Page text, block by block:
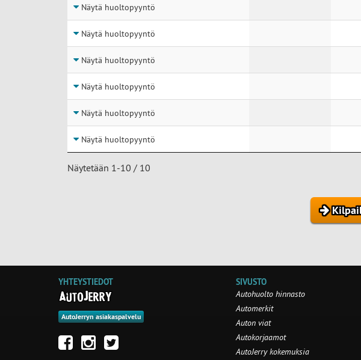
Näytä huoltopyyntö
Näytä huoltopyyntö
Näytä huoltopyyntö
Näytä huoltopyyntö
Näytä huoltopyyntö
Näytä huoltopyyntö
Näytetään 1-10 / 10
YHTEYSTIEDOT
AutoJerryn asiakaspalvelu
SIVUSTO
Autohuolto hinnasto
Automerkit
Auton viat
Autokorjaamot
AutoJerry kokemuksia